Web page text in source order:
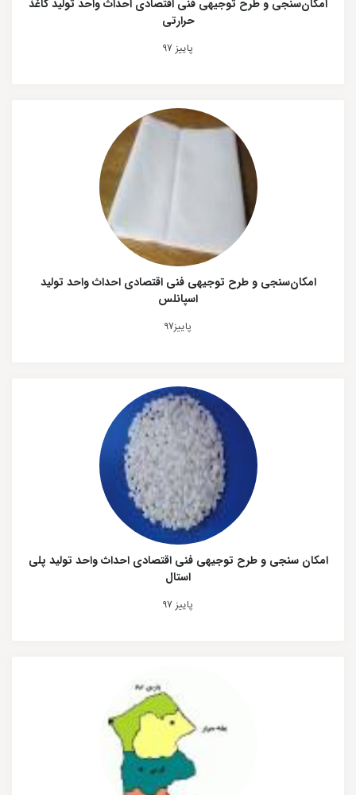
امکان‌سنجی و طرح توجیهی فنی اقتصادی احداث واحد تولید کاغذ
حرارتی
پاییز 97
امکان‌سنجی و طرح توجیهی فنی اقتصادی احداث واحد تولید
اسپانلس
پاییز97
امکان سنجی و طرح توجیهی فنی اقتصادی احداث واحد تولید پلی
استال
پاییز 97